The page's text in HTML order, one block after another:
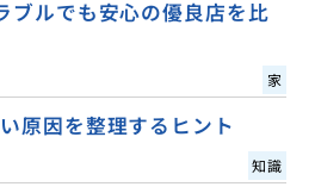
ブルでも安心の優良店を比
家
原因を整理するヒント
知識